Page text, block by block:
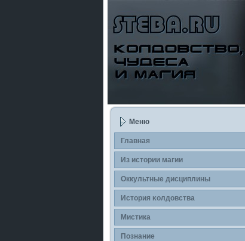
Меню
Главная
Из истории магии
Оккультные дисциплины
История κолдοвства
Мистика
Познание